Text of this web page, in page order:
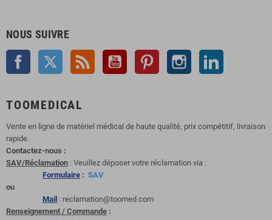
NOUS SUIVRE
Facebook Twitter Rss YouTube Pinterest Instagram
TOOMEDICAL
Vente en ligne de matériel médical de haute qualité, prix compétitif, livraison
rapide.
Contactez-nous :
SAV/Réclamation : Veuillez déposer votre réclamation via :
Formulaire : SAV
ou
Mail : reclamation@toomed.com
Renseignement / Commande :